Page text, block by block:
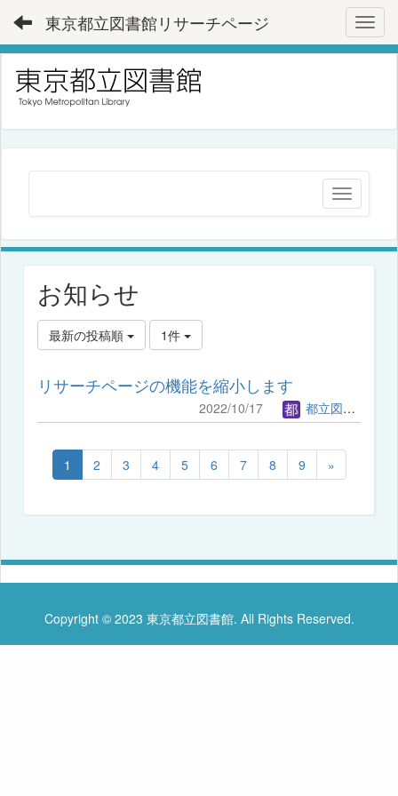
東京都立図書館リサーチページ
お知らせ
最新の投稿順 1件
リサーチページの機能を縮小します
2022/10/17 都立図書館管理者
1 2 3 4 5 6 7 8 9 »
Copyright © 2023 東京都立図書館. All Rights Reserved.